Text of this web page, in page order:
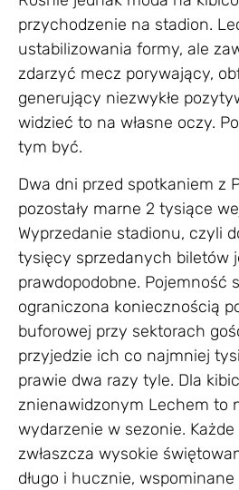
przychodzenie na stadion.
ustabilizowania formy, ale
zdarzyć mecz porywający,
generujący niezwykłe
widzieć to na własne oczy.
tym być.
Dwa dni przed spotkaniem z
pozostały marne 2 tysiące
Wyprzedanie stadionu, czyli
tysięcy sprzedanych biletów
prawdopodobne. Pojemność
ograniczona koniecznością
buforowej przy sektorach
przyjedzie ich co najmniej
prawie dwa razy tyle. Dla
znienawidzonym Lechem to
wydarzenie w sezonie.
zwłaszcza wysokie
długo i hucznie,